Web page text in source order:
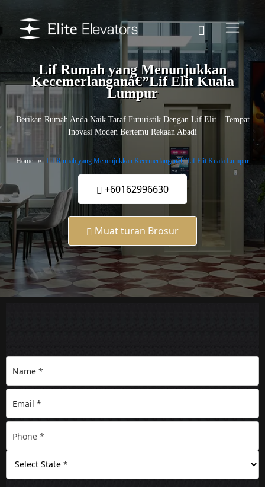
Lif Rumah yang Menunjukkan
Kecemerlanganâ€”Lif Elit Kuala
Lumpur
Berikan Rumah Anda Naik Taraf Futuristik Dengan Lif Elit—Tempat
Inovasi Moden Bertemu Rekaan Abadi
Home Lif Rumah yang Menunjukkan Kecemerlanganâ€”Lif Elit Kuala Lumpur
+60162996630
Muat turan Brosur